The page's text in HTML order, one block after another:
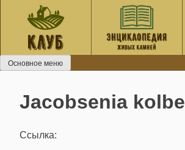
содержанию
Основное меню
Jacobsenia
Ссылка: